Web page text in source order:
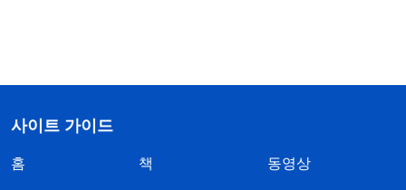
사이트 가이드
홈 책 동영상